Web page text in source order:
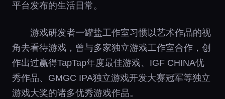
平台发布的生活日常。
游戏研发者一罐盐工作室习惯以艺术作品的视
角去看待游戏，曾与多家独立游戏工作室合作，创
作出过赢得TapTap年度最佳游戏、IGF CHINA优
秀作品、GMGC IPA独立游戏开发大赛冠军等独立
游戏大奖的诸多优秀游戏作品。